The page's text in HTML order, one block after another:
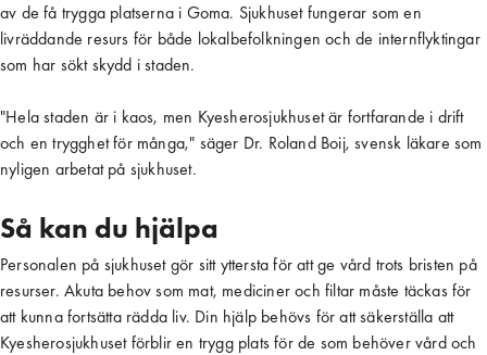
av de få trygga platserna i Goma. Sjukhuset fungerar som en
livräddande resurs för både lokalbefolkningen och de internflyktingar
som har sökt skydd i staden.
"Hela staden är i kaos, men Kyesherosjukhuset är fortfarande i drift
och en trygghet för många," säger Dr. Roland Boij, svensk läkare som
nyligen arbetat på sjukhuset.
Så kan du hjälpa
Personalen på sjukhuset gör sitt yttersta för att ge vård trots bristen på
resurser. Akuta behov som mat, mediciner och filtar måste täckas för
att kunna fortsätta rädda liv. Din hjälp behövs för att säkerställa att
Kyesherosjukhuset förblir en trygg plats för de som behöver vård och